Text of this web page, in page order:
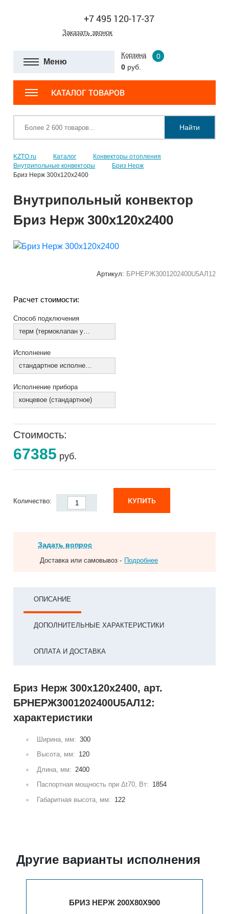
+7 495 120-17-37
Заказать звонок
Меню
Корзина
0
0 руб.
КАТАЛОГ ТОВАРОВ
Найти
KZTO.ru Каталог
Конвекторы отопления
Внутрипольные конвекторы
Бриз Нерж
Бриз Нерж 300х120х2400
Внутрипольный конвектор
Бриз Нерж 300х120х2400
Артикул: БРНЕРЖ3001202400U5АЛ12
Расчет стоимости:
Способ подключения
терм (термоклапан установлен)
Исполнение
стандартное исполнение
Исполнение прибора
концевое (стандартное)
Стоимость:
67385 руб.
Количество: КУПИТЬ
Задать вопрос
Доставка или самовывоз - Подробнее
ОПИСАНИЕ
ДОПОЛНИТЕЛЬНЫЕ ХАРАКТЕРИСТИКИ
ОПЛАТА И ДОСТАВКА
Бриз Нерж 300х120х2400, арт.
БРНЕРЖ3001202400U5АЛ12:
характеристики
Ширина, мм: 300
Высота, мм: 120
Длина, мм: 2400
Паспортная мощность при Δt70, Вт: 1854
Габаритная высота, мм: 122
Другие варианты исполнения
БРИЗ НЕРЖ 200Х80Х900